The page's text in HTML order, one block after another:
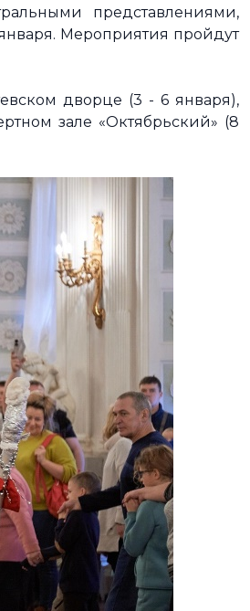
представлениями,
Мероприятия пройдут
дворце (3 - 6 января),
зале «Октябрьский» (8